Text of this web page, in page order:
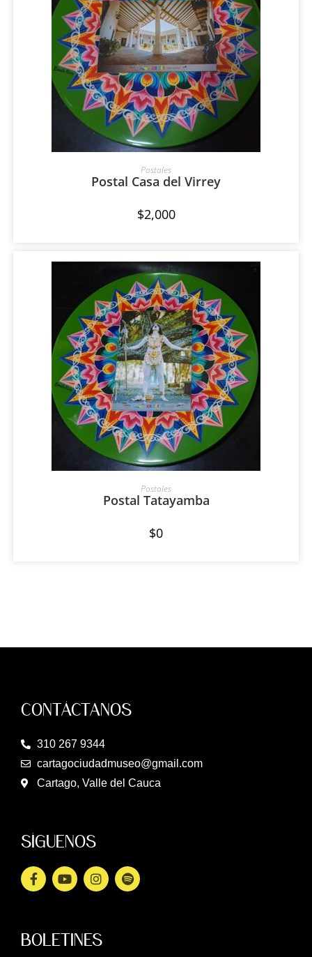
AÑADIR AL CARRITO
Postales
Postal Casa del Virrey
$2,000
AÑADIR AL CARRITO
Postales
Postal Tatayamba
$0
CONTÁCTANOS
310 267 9344
cartagociudadmuseo@gmail.com
Cartago, Valle del Cauca
SÍGUENOS
BOLETINES